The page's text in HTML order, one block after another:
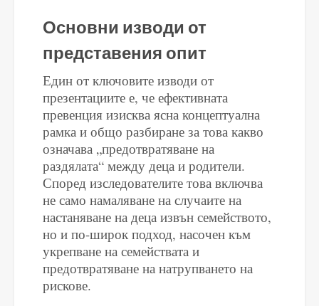
Основни изводи от
представения опит
Един от ключовите изводи от
презентациите е, че ефективната
превенция изисква ясна концептуална
рамка и общо разбиране за това какво
означава „предотвратяване на
раздялата“ между деца и родители.
Според изследователите това включва
не само намаляване на случаите на
настаняване на деца извън семейството,
но и по-широк подход, насочен към
укрепване на семействата и
предотвратяване на натрупването на
рискове.